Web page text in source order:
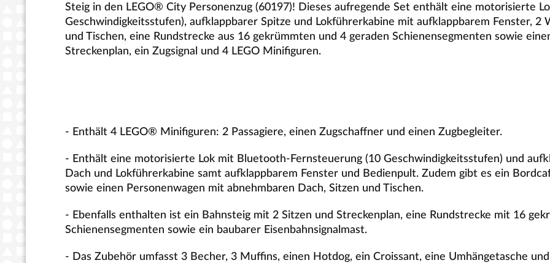
Steig in den LEGO® City Personenzug (60197)! Dieses aufregende Set enthält eine motorisierte
Geschwindigkeitsstufen), aufklappbarer Spitze und Lokführerkabine mit aufklappbarem Fenster, 2
und Tischen, eine Rundstrecke aus 16 gekrümmten und 4 geraden Schienensegmenten sowie
Streckenplan, ein Zugsignal und 4 LEGO Minifiguren.
- Enthält 4 LEGO® Minifiguren: 2 Passagiere, einen Zugschaffner und einen Zugbegleiter.
- Enthält eine motorisierte Lok mit Bluetooth-Fernsteuerung (10 Geschwindigkeitsstufen) und
Dach und Lokführerkabine samt aufklappbarem Fenster und Bedienpult. Zudem gibt es ein
sowie einen Personenwagen mit abnehmbaren Dach, Sitzen und Tischen.
- Ebenfalls enthalten ist ein Bahnsteig mit 2 Sitzen und Streckenplan, eine Rundstrecke mit 16
Schienensegmenten sowie ein baubarer Eisenbahnsignalmast.
- Das Zubehör umfasst 3 Becher, 3 Muffins, einen Hotdog, ein Croissant, eine Umhängetasche